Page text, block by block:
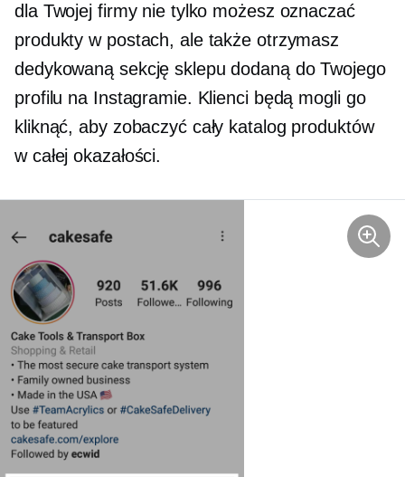
dla Twojej firmy nie tylko możesz oznaczać
produkty w postach, ale także otrzymasz
dedykowaną sekcję sklepu dodaną do Twojego
profilu na Instagramie. Klienci będą mogli go
kliknąć, aby zobaczyć cały katalog produktów
w całej okazałości.